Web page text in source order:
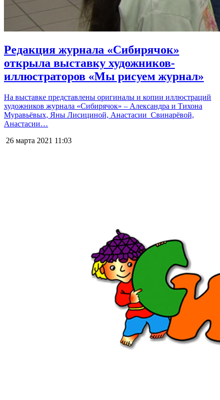
Редакция журнала «Сибирячок»
открыла выставку художников-
иллюстраторов «Мы рисуем журнал»
На выставке представлены оригиналы и копии иллюстраций
художников журнала «Сибирячок» – Александра и Тихона
Муравьёвых, Яны Лисициной, Анастасии Свинарёвой,
Анастасии…
26 марта 2021 11:03